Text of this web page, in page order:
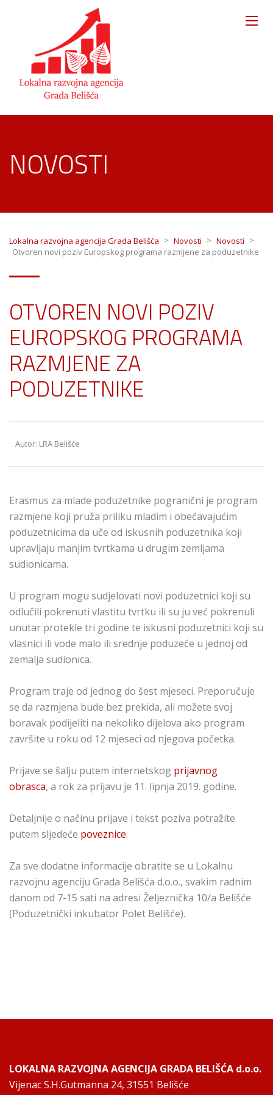
NOVOSTI
Lokalna razvojna agencija Grada Belišća > Novosti > Novosti >
Otvoren novi poziv Europskog programa razmjene za poduzetnike
OTVOREN NOVI POZIV
EUROPSKOG PROGRAMA
RAZMJENE ZA
PODUZETNIKE
Autor: LRA Belišće
Erasmus za mlade poduzetnike pogranični je program
razmjene koji pruža priliku mladim i obećavajućim
poduzetnicima da uče od iskusnih poduzetnika koji
upravljaju manjim tvrtkama u drugim zemljama
sudionicama.
U program mogu sudjelovati novi poduzetnici koji su
odlučili pokrenuti vlastitu tvrtku ili su ju već pokrenuli
unutar protekle tri godine te iskusni poduzetnici koji su
vlasnici ili vode malo ili srednje poduzeće u jednoj od
zemalja sudionica.
Program traje od jednog do šest mjeseci. Preporučuje
se da razmjena bude bez prekida, ali možete svoj
boravak podijeliti na nekoliko dijelova ako program
završite u roku od 12 mjeseci od njegova početka.
Prijave se šalju putem internetskog prijavnog
obrasca, a rok za prijavu je 11. lipnja 2019. godine.
Detaljnije o načinu prijave i tekst poziva potražite
putem sljedeće poveznice.
Za sve dodatne informacije obratite se u Lokalnu
razvojnu agenciju Grada Belišća d.o.o., svakim radnim
danom od 7-15 sati na adresi Željeznička 10/a Belišće
(Poduzetnički inkubator Polet Belišće).
LOKALNA RAZVOJNA AGENCIJA GRADA BELIŠĆA d.o.o.
Vijenac S.H.Gutmanna 24, 31551 Belišće